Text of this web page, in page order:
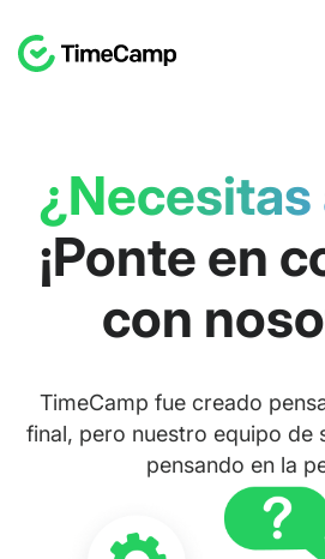
¿Necesitas
¡Ponte en
con
TimeCamp fue creado
final, pero nuestro equipo de
pensando en la